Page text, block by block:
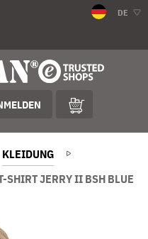
DE
KLEIDUNG
SHIRT JERRY II BSH BLUE